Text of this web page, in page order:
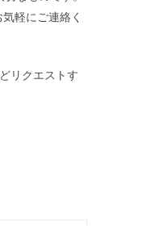
気軽にご連絡く
リクエストす